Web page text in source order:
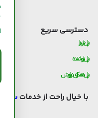
دسترسی سریع
پنل خریدار
پنل فروشنده
پنل همکاری در فروش
با خیال راحت از خدماتسیوان
✓